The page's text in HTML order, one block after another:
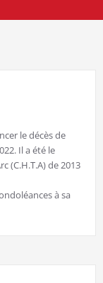
le décès de
Il a été le
(C.H.T.A) de 2013
à sa